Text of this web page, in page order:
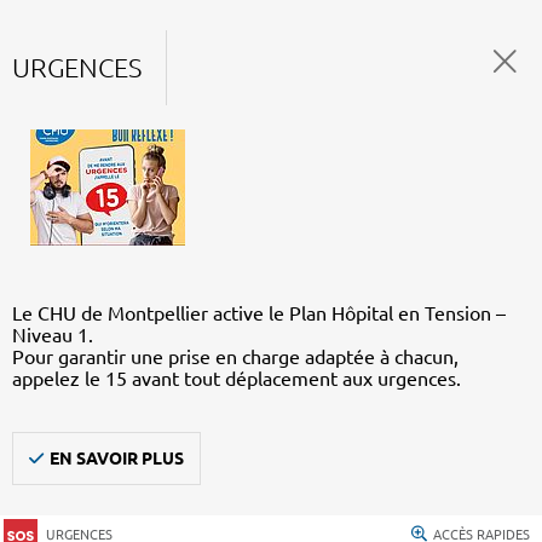
URGENCES
Le CHU de Montpellier active le Plan Hôpital en Tension –
Niveau 1.
Pour garantir une prise en charge adaptée à chacun,
appelez le 15 avant tout déplacement aux urgences.
EN SAVOIR PLUS
URGENCES ACCÈS RAPIDES